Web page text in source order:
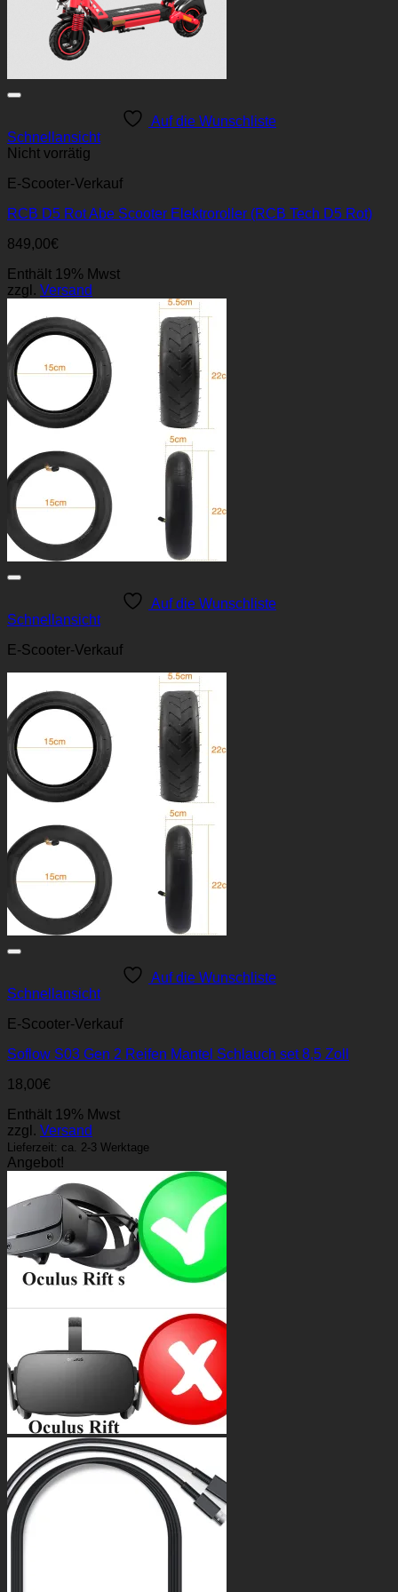
Auf die Wunschliste
Schnellansicht
Nicht vorrätig
E-Scooter-Verkauf
RCB D5 Rot Abe Scooter Elektroroller (RCB Tech D5 Rot)
849,00€
Enthält 19% Mwst
zzgl. Versand
Auf die Wunschliste
Schnellansicht
E-Scooter-Verkauf
Auf die Wunschliste
Schnellansicht
E-Scooter-Verkauf
Soflow S03 Gen 2 Reifen Mantel Schlauch set 8,5 Zoll
18,00€
Enthält 19% Mwst
zzgl. Versand
Lieferzeit: ca. 2-3 Werktage
Angebot!